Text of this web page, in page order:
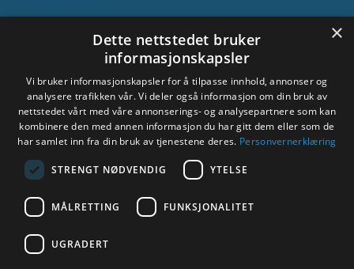
ACEM VERDEN OVER
VELG LAND
Dyade
×
Dette nettstedet bruker
informasjonskapsler
Vi bruker informasjonskapsler for å tilpasse innhold, annonser og
analysere trafikken vår. Vi deler også informasjon om din bruk av
nettstedet vårt med våre annonserings- og analysepartnere som kan
kombinere den med annen informasjon du har gitt dem eller som de
har samlet inn fra din bruk av tjenestene deres. Personvernerklæring
STRENGT NØDVENDIG YTELSE
MÅLRETTING FUNKSJONALITET
UGRADERT